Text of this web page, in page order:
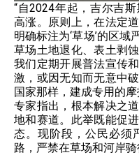
“自2024年起，吉尔吉
高涨。原则上，在法定
明确标注为‘草场’的区
草场土地退化、表土剥
我们定期开展普法宣传
激，或因无知而无意中
国家那样，建成专用的摩
专家指出，根本解决之
地和赛道。此举既能促
态。现阶段，公民必须
路，严禁在草场和河岸骑